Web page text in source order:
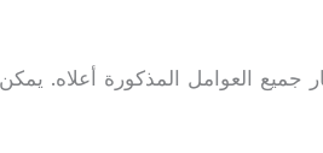
جميع العوامل المذكورة أعلاه.